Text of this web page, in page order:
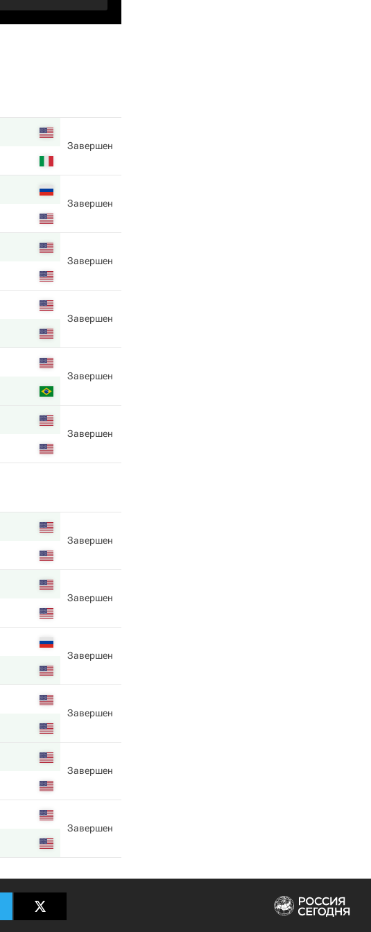
Завершен
Завершен
Завершен
Завершен
Завершен
Завершен
Завершен
Завершен
Завершен
Завершен
Завершен
Завершен